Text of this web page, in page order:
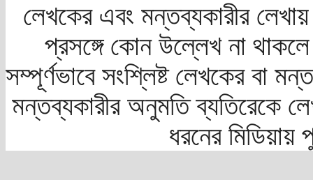
লেখকের এবং মন্তব্যকারীর
প্রসঙ্গে কোন উল্লেখ না
সম্পূর্ণভাবে সংশ্লিষ্ট লেখকের বা
মন্তব্যকারীর অনুমতি ব্যতিরেকে
ধরনের মিডিয়ায়